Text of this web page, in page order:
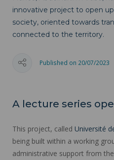
innovative project to open
society, oriented towards
connected to the territory.
Published on 20/07/2023
A lecture series
This project, called Université
being built within a working
administrative support from